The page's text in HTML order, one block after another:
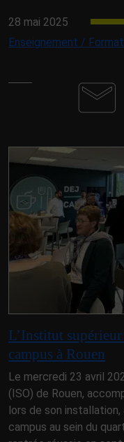
28 mai 2025
Enseignement /
L’Institut
campus à Rouen
Le mercredi 23 avril
(ISO) de Rouen,
lors de son
campus au sein du